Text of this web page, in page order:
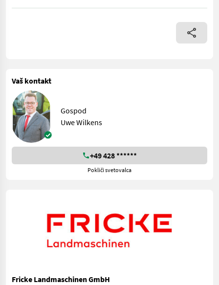
7 Rillen Riemenscheibe, ohne Keilriemen, passend für Claas
Vaš kontakt
Gospod
Uwe Wilkens
+49 428 ******
Pokliči svetovalca
Fricke Landmaschinen GmbH